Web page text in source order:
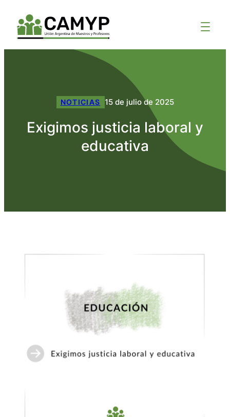
NOTICIAS 15 de julio de 2025
Exigimos justicia laboral y
educativa